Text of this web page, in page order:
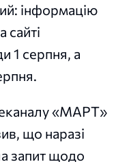
інформацію
сайті
1 серпня, а
«МАРТ»
що наразі
запит щодо